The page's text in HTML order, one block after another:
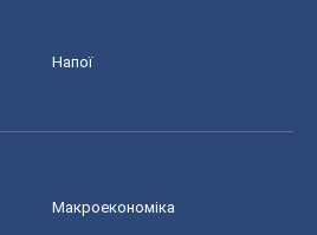
Напої
Макроекономіка